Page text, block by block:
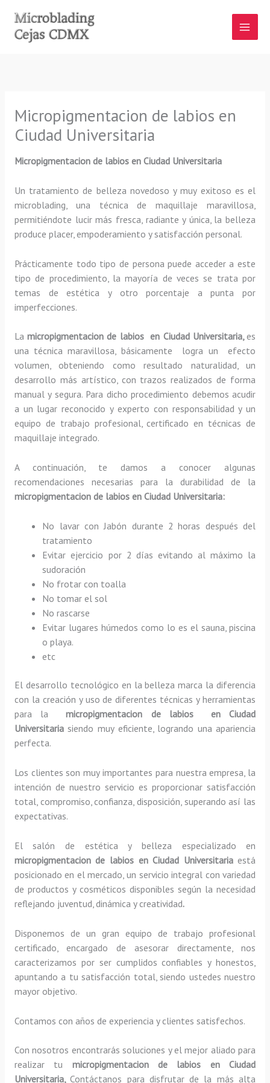
contenido
Micropigmentacion de labios en
Ciudad Universitaria
Micropigmentacion de labios en Ciudad Universitaria
Un tratamiento de belleza novedoso y muy exitoso es el
microblading, una técnica de maquillaje maravillosa,
permitiéndote lucir más fresca, radiante y única, la belleza
produce placer, empoderamiento y satisfacción personal.
Prácticamente todo tipo de persona puede acceder a este
tipo de procedimiento, la mayoría de veces se trata por
temas de estética y otro porcentaje a punta por
imperfecciones.
Lamicropigmentacion de labios en Ciudad Universitaria, es
una técnica maravillosa, básicamente
logra un efecto
volumen, obteniendo como resultado naturalidad, un
desarrollo más artístico, con trazos realizados de forma
manual y segura. Para dicho procedimiento debemos acudir
a un lugar reconocido y experto con responsabilidad y un
equipo de trabajo profesional, certificado en técnicas de
maquillaje integrado.
A continuación, te damos a conocer algunas
recomendaciones necesarias para la durabilidad de la
micropigmentacion de labios en Ciudad Universitaria:
No lavar con Jabón durante 2 horas después del
tratamiento
Evitar ejercicio por 2 días evitando al máximo la
sudoración
No frotar con toalla
No tomar el sol
No rascarse
Evitar lugares húmedos como lo es el sauna, piscina
o playa.
etc
El desarrollo tecnológico en la belleza marca la diferencia
con la creación y uso de diferentes técnicas y herramientas
para lamicropigmentacion de labios en Ciudad
Universitariasiendo muy eficiente, logrando una apariencia
perfecta.
Los clientes son muy importantes para nuestra empresa, la
intención de nuestro servicio es proporcionar satisfacción
total, compromiso, confianza, disposición, superando así las
expectativas.
El salón de estética y belleza especializado en
micropigmentacion de labios en Ciudad Universitariaestá
posicionado en el mercado, un servicio integral con variedad
de productos y cosméticos disponibles según la necesidad
reflejando juventud, dinámica y creatividad.
Disponemos de un gran equipo de trabajo profesional
certificado, encargado de asesorar directamente, nos
caracterizamos por ser cumplidos confiables y honestos,
apuntando a tu satisfacción total, siendo ustedes nuestro
mayor objetivo.
Contamos con años de experiencia y clientes satisfechos.
Con nosotros encontrarás soluciones y el mejor aliado para
realizar tu micropigmentacion de labios en Ciudad
Universitaria,Contáctanos para disfrutar de la más alta